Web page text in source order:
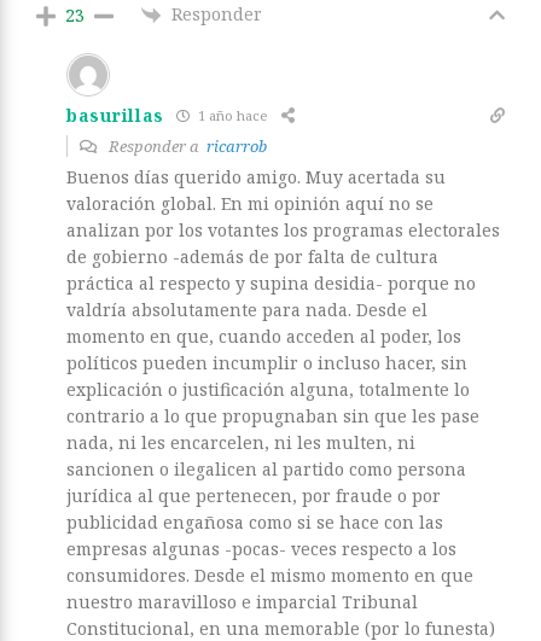
23 Responder
basurillas 1 año hace
Responder a ricarrob
Buenos días querido amigo. Muy acertada su
valoración global. En mi opinión aquí no se
analizan por los votantes los programas electorales
de gobierno -además de por falta de cultura
práctica al respecto y supina desidia- porque no
valdría absolutamente para nada. Desde el
momento en que, cuando acceden al poder, los
políticos pueden incumplir o incluso hacer, sin
explicación o justificación alguna, totalmente lo
contrario a lo que propugnaban sin que les pase
nada, ni les encarcelen, ni les multen, ni
sancionen o ilegalicen al partido como persona
jurídica al que pertenecen, por fraude o por
publicidad engañosa como si se hace con las
empresas algunas -pocas- veces respecto a los
consumidores. Desde el mismo momento en que
nuestro maravilloso e imparcial Tribunal
Constitucional, en una memorable (por lo funesta)